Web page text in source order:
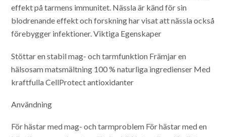
effekt på tarmens immunitet. Nässla är känd för sin
blodrenande effekt och forskning har visat att nässla också
förebygger infektioner.Viktiga Egenskaper
Stöttar en stabil mag- och tarmfunktion Främjar en
hälsosam matsmältning 100 % naturliga ingredienser Med
kraftfulla CellProtect antioxidanter
Användning
För hästar med mag- och tarmproblem För hästar med en